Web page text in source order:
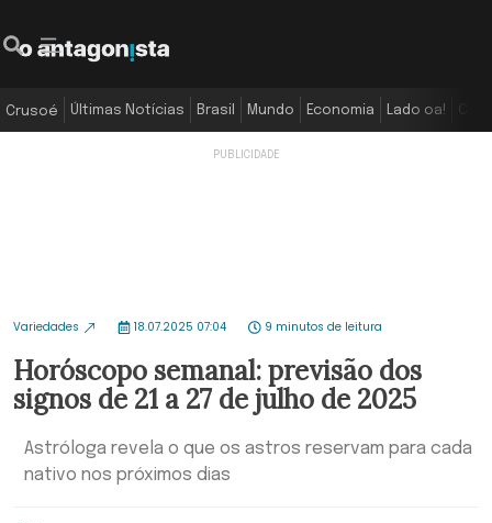
Crusoé Últimas Notícias Brasil Mundo Economia Lado oa!
Variedades 18.07.2025 07:04 9 minutos de leitura
Horóscopo semanal: previsão dos
signos de 21 a 27 de julho de 2025
Astróloga revela o que os astros reservam para cada
nativo nos próximos dias